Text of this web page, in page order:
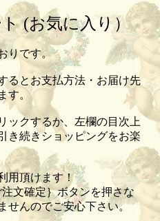
(お気に入り）
りです。
るとお支払方法・お届け先
す。
ックするか、左欄の目次上
き続きショッピングをお楽
用頂けます！
文確定｝ボタンを押さな
せんのでご安心下さい。